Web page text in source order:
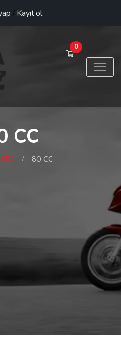
/ Kayıt ol
0
CC
80 CC